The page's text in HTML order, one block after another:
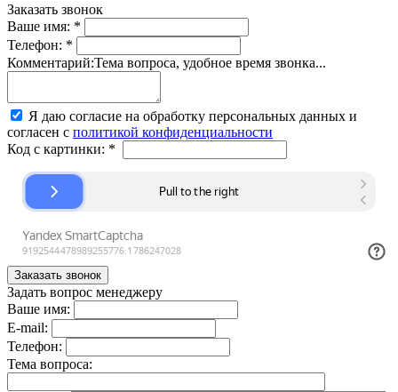
Заказать звонок
Ваше имя: *
Телефон: *
Комментарий:Тема вопроса, удобное время звонка...
Я даю согласие на обработку персональных данных и
согласен с политикой конфиденциальности
Код с картинки: *
Задать вопрос менеджеру
Ваше имя:
E-mail:
Телефон:
Тема вопроса: